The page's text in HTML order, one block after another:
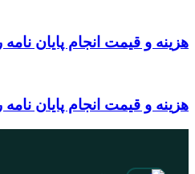
هزینه و قیمت انجام پایان
هزینه و قیمت انجام پایان